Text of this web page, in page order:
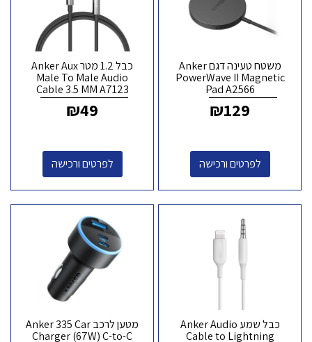
משטח טעינה דגם Anker
PowerWave II Magnetic
Pad A2566
₪129
לפרטים ורכישה
כבל 1.2 מטר Anker Aux
Male To Male Audio
Cable 3.5 MM A7123
₪49
לפרטים ורכישה
כבל שמע Anker Audio
Cable to Lightning
מטען לרכב Anker 335 Car
Charger (67W) C-to-C